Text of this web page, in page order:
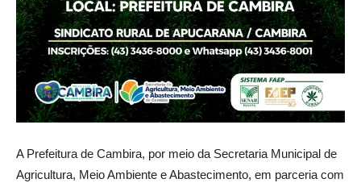
A Prefeitura de Cambira, por meio da Secretaria Municipal de
Agricultura, Meio Ambiente e Abastecimento, em parceria com